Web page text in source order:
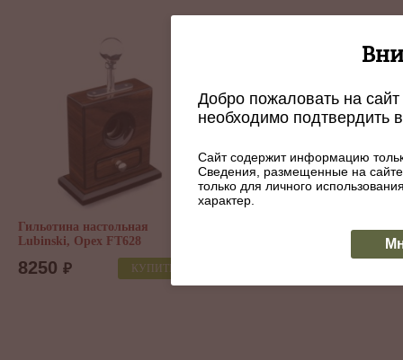
Гильотина настольная
Lubinski, Орех FT628
8250 ₽ КУПИТЬ
Каттер Lotus JAWS V-Cutter
Carbon Fiber Serrated Black
Polished Chrome 64 RG
КУПИТЬ
Добро пожаловать на
необходимо подтвердить
Сайт содержит информацию
Сведения, размещенные на
только для личного
характер.